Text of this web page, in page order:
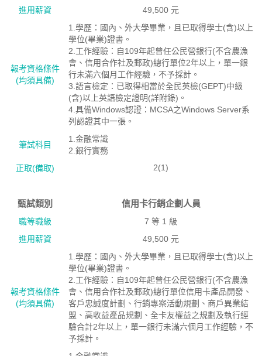
進用薪資
49,500 元
報考資格絛件
(均須具備)
1.學歷：國內、外大學畢業，且已取得學士(含)以上
學位(畢業)證書。
2.工作經驗：自109年起曾任公民營銀行(不含農漁
會、信用合作社及郵政)總行單位2年以上，單一銀
行未滿六個月工作經驗，不予採計。
3.語言檢定：已取得相當於全民英檢(GEPT)中級
(含)以上英語檢定證明(詳附錄)。
4.具備Windows認證：MCSA之Windows Server系
列認證其中一張。
筆試科目
1.金融常識
2.銀行實務
正取(備取)
2(1)
甄試類別 信用卡行銷企劃人員
職等職級
7 等 1 級
進用薪資
49,500 元
報考資格絛件
(均須具備)
1.學歷：國內、外大學畢業，且已取得學士(含)以上
學位(畢業)證書。
2.工作經驗：自109年起曾任公民營銀行(不含農漁
會、信用合作社及郵政)總行單位信用卡產品開發、
客戶忠誠度計劃、行銷專案活動規劃、商戶異業結
盟、高收益產品規劃、全卡友權益之規劃及執行經
驗合計2年以上，單一銀行未滿六個月工作經驗，不
予採計。